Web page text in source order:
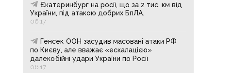
Єкатеринбург на росії, що за 2 тис. км від
України, під атакою добрих БпЛА.
06:17
Генсек ООН засудив масовані атаки РФ
по Києву, але вважає «ескалацією»
далекобійні удари України по Росії
06:17